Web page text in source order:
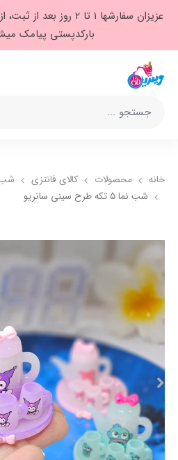
عزیزان سفارشها ۱ تا ۲
بارکدپستی پیامک
خانه محصولات کالای فانتزی
شب
شب نما ۵ تکه طرح سینی سانریو